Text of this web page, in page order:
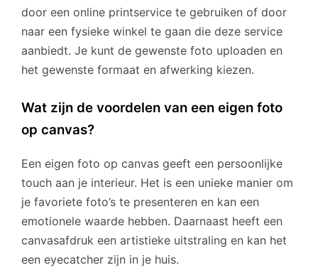
door een online printservice te gebruiken of door
naar een fysieke winkel te gaan die deze service
aanbiedt. Je kunt de gewenste foto uploaden en
het gewenste formaat en afwerking kiezen.
Wat zijn de voordelen van een eigen foto
op canvas?
Een eigen foto op canvas geeft een persoonlijke
touch aan je interieur. Het is een unieke manier om
je favoriete foto’s te presenteren en kan een
emotionele waarde hebben. Daarnaast heeft een
canvasafdruk een artistieke uitstraling en kan het
een eyecatcher zijn in je huis.